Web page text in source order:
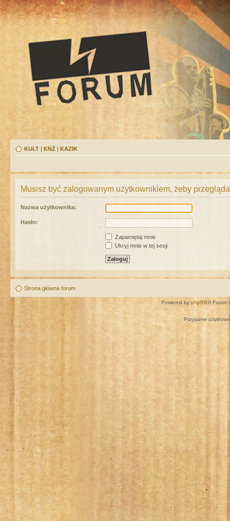
KULT | KNŻ | KAZIK
Musisz być zalogowanym użytkownikiem, żeby
Nazwa użytkownika:
Hasło:
Zapamiętaj mnie
Ukryj mnie w tej sesji
Strona główna forum
Powered by phpBB® Forum
Przyjazne